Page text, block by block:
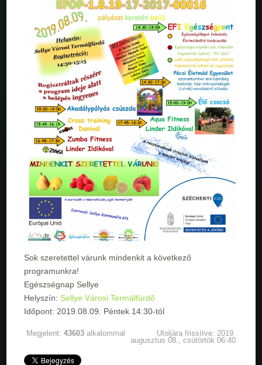
Sok szeretettel várunk mindenkit a következő
programunkra!
Egészségnap Sellye
Helyszín: Sellye Városi Termálfürdő
Időpont: 2019.08.09. Péntek 14:30-tól
Megjelent:43603 alkalommal
Utoljára frissítve: 2019.
augusztus 08., csütörtök 06:40